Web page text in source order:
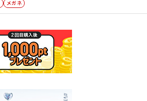
メガネ